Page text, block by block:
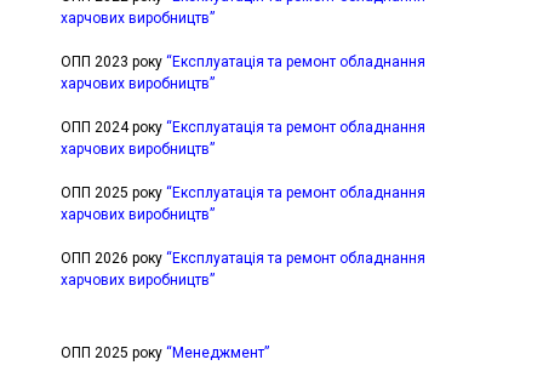
харчових виробництв”
ОПП 2023 року “Експлуатація та ремонт обладнання
харчових виробництв”
ОПП 2024 року “Експлуатація та ремонт обладнання
харчових виробництв”
ОПП 2025 року “Експлуатація та ремонт обладнання
харчових виробництв”
ОПП 2026 року “Експлуатація та ремонт обладнання
харчових виробництв”
ОПП 2025 року “Менеджмент”